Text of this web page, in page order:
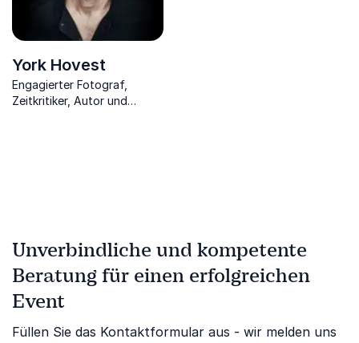
York Hovest
Engagierter Fotograf,
Zeitkritiker, Autor und
Unverbindliche und kompetente
Beratung für einen erfolgreichen
Event
Füllen Sie das Kontaktformular aus - wir melden uns